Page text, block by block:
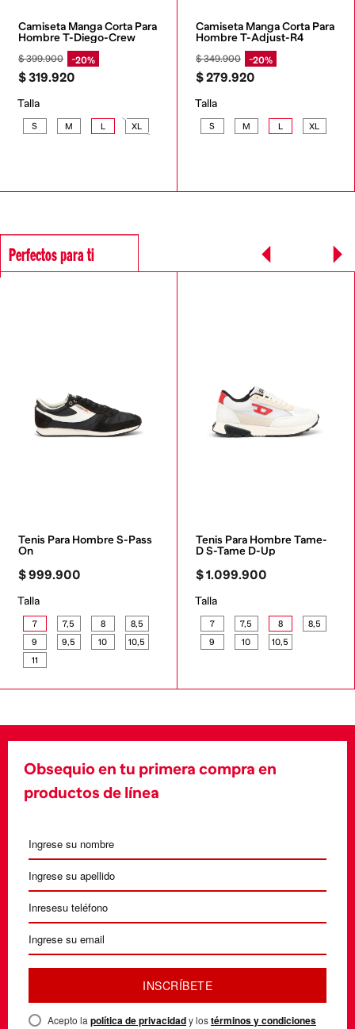
Camiseta Manga Corta Para
Hombre T-Diego-Crew
$399.900 20%
$319.920
Talla
S M L XL
Camiseta Manga Corta Para
Hombre T-Adjust-R4
$349.900 20%
$279.920
Talla
S M L XL
Perfectos para ti
Tenis Para Hombre S-Pass
On
$999.900
Talla
7 7,5 8
8,5
9
9,5 10
10,5
11
Tenis Para Hombre Tame-
D S-Tame D-Up
$1.099.900
Talla
7 7,5 8
8,5
9
10 10,5
Obsequio en tu primera compra en
productos de línea
INSCRÍBETE
Acepto la política de privacidady lostérminos y condiciones